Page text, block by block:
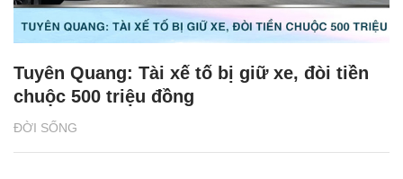
ĐỜI SỐNG
Tuyên Quang: Tài xế tố bị giữ xe, đòi tiền
chuộc 500 triệu đồng